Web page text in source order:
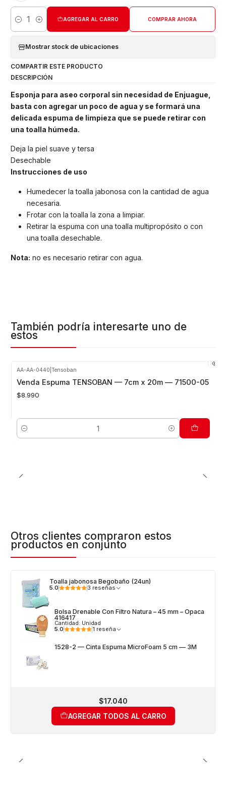
Cantidad
AGREGAR AL CARRO COMPRAR AHORA
Mostrar stock de ubicaciones
COMPARTIR ESTE PRODUCTO
DESCRIPCIÓN
Esponja para aseo corporal sin necesidad de Enjuague,
basta con agregar un poco de agua y se formará una
delicada espuma de limpieza que se puede retirar con
una toalla húmeda.
Deja la piel suave y tersa
Desechable
Instrucciones de uso
Humedecer la toalla jabonosa con la cantidad de agua
necesaria.
Frotar con la toalla la zona a limpiar.
Retirar la espuma con una toalla multipropósito o con
una toalla desechable.
Nota: no es necesario retirar con agua.
También podría interesarte uno de
estos
AA-AA-0440 Tensoban
Venda Espuma TENSOBAN — 7cm x 20m — 71500-05
$8.990
Cantidad
Otros clientes compraron estos
productos en conjunto
Toalla jabonosa Begobaño (24un)
5.0 3 reseñas
Bolsa Drenable Con Filtro Natura – 45 mm – Opaca
416417
Cantidad: Unidad
5.0 1 reseña
1528-2 — Cinta Espuma MicroFoam 5 cm — 3M
$17.040
AGREGAR TODOS AL CARRO